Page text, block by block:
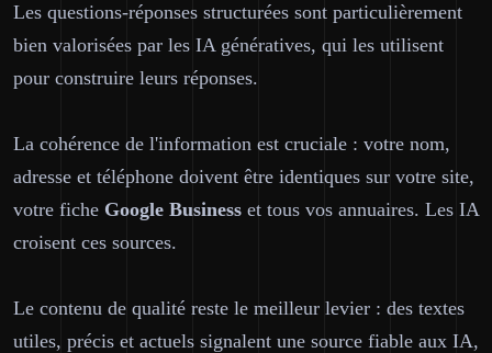
Les questions-réponses structurées sont particulièrement
bien valorisées par les IA génératives, qui les utilisent
pour construire leurs réponses.
La cohérence de l'information est cruciale : votre nom,
adresse et téléphone doivent être identiques sur votre site,
votre fiche Google Business et tous vos annuaires. Les IA
croisent ces sources.
Le contenu de qualité reste le meilleur levier : des textes
utiles, précis et actuels signalent une source fiable aux IA,